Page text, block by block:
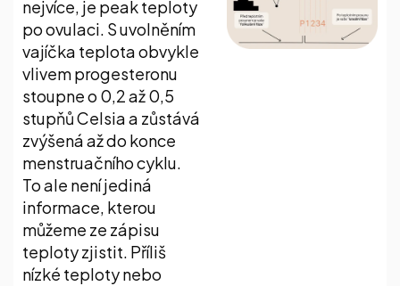
nejvíce, je peak teploty
po ovulaci. S uvolněním
vajíčka teplota obvykle
vlivem progesteronu
stoupne o 0,2 až 0,5
stupňů Celsia a zůstává
zvýšená až do konce
menstruačního cyklu.
To ale není jediná
informace, kterou
můžeme ze zápisu
teploty zjistit. Příliš
nízké teploty nebo